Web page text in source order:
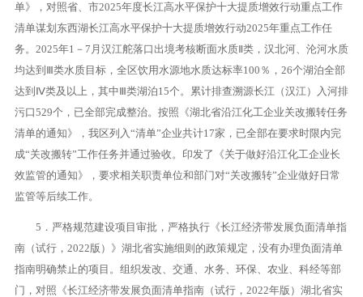
单》，对照省、市2025年度长江高水平保护十大提质增效行动重点工作
清单谋划东西湖长江高水平保护十大提质增效行动2025年重点工作任
务。2025年1－7月汉江舵落口出境考核断面水质Ⅱ类，汉北河、沦河水质
均达到Ⅲ类水质目标，全区饮用水源地水质达标率100％，26个湖泊全部
达到Ⅳ类及以上，其中Ⅲ类湖泊15个。累计排查溯源长江（汉江）入河排
污口529个，已全部完成整治。按照《湖北省沿江化工企业关改搬转任务
清单的通知》，我区列入“清单”企业共计17家，已全部在要求时限内完
成“关改搬转”工作任务并通过验收。印发了《关于做好沿江化工企业长
效监管的通知》，要求相关职责单位和部门对“关改搬转”企业做好日常
监管等后续工作。
5．严格规范建设项目审批，严格执行《长江经济带发展负面清单指
南（试行，2022版）》湖北省实施细则的政策规定，没有办理负面清单
指南明确禁止的项目。组织发改、交通、水务、环保、农业、科经等部
门，对照《长江经济带发展负面清单指南（试行，2022年版）湖北省实